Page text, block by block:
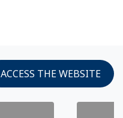
ACCESS THE WEBSITE